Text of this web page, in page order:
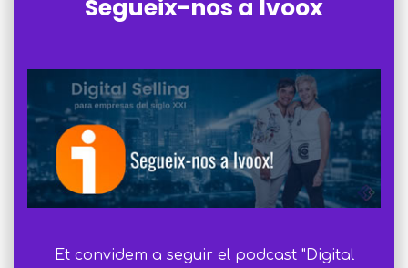
Segueix-nos a Ivoox
Et convidem a seguir el podcast "Digital